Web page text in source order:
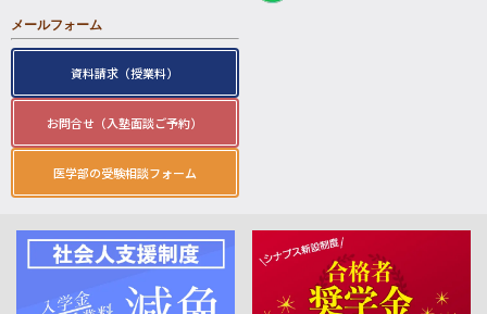
メールフォーム
資料請求（授業料）
お問合せ（入塾面談ご予約）
医学部の受験相談フォーム